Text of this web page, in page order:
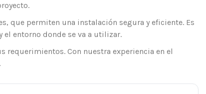
que permiten una instalación segura y eficiente. Es
el entorno donde se va a utilizar.
requerimientos. Con nuestra experiencia en el